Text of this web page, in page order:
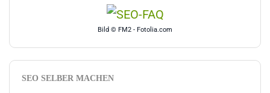
Bild © FM2 - Fotolia.com
SEO SELBER MACHEN